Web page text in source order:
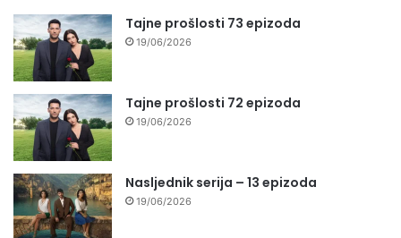
Tajne prošlosti 73 epizoda
19/06/2026
Tajne prošlosti 72 epizoda
19/06/2026
Nasljednik serija – 13 epizoda
19/06/2026